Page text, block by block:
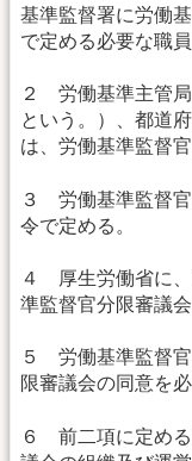
基準監督署に労働
で定める必要な職
２ 労働基準主管局
という。）、都道
は、労働基準監督
３ 労働基準監督
令で定める。
４ 厚生労働省に、
準監督官分限審議
５ 労働基準監督
限審議会の同意を必
６ 前二項に定め